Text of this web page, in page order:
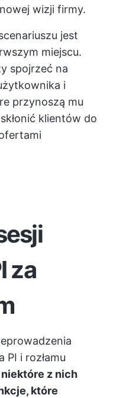
wizji firmy.
jest
miejscu.
spojrzeć na
i
przynoszą mu
klientów do
za
PI i rozłamu
z nich
które